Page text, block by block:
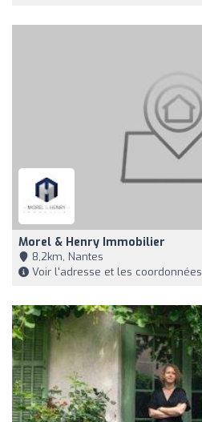
Morel & Henry Immobilier
8,2km, Nantes
Voir l'adresse et les coordonnées